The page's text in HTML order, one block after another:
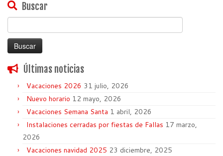
Buscar
Últimas noticias
Vacaciones 2026 31 julio, 2026
Nuevo horario 12 mayo, 2026
Vacaciones Semana Santa 1 abril, 2026
Instalaciones cerradas por fiestas de Fallas 17 marzo,
2026
Vacaciones navidad 2025 23 diciembre, 2025